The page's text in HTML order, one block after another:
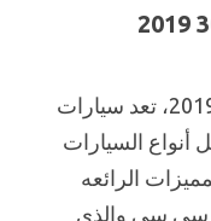
صور سيارات دي اف ام اتش 30 2019، تعد سيارات
أفضل أنواع السيارات
الرائعه
حيث انها تأتى بمحرك بسعة 1600 سي سي والذي